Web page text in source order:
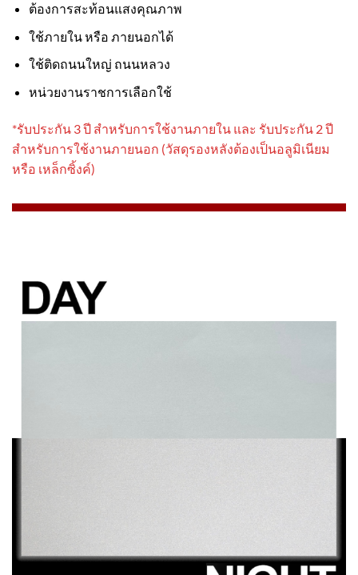
ต้องการสะท้อนแสงคุณภาพ
ใช้ภายใน หรือ ภายนอกได้
ใช้ติดถนนใหญ่ ถนนหลวง
หน่วยงานราชการเลือกใช้
*รับประกัน 3 ปี สําหรับการใช้งานภายใน และ รับประกัน 2 ปี
สําหรับการใช้งานภายนอก (วัสดุรองหลังต้องเป็นอลูมิเนียม
หรือ เหล็กซิ้งค์)